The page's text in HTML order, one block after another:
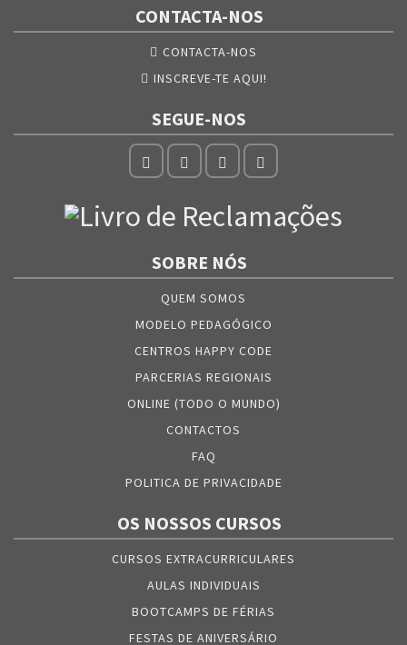
CONTACTA-NOS
CONTACTA-NOS
INSCREVE-TE AQUI!
SEGUE-NOS
SOBRE NÓS
QUEM SOMOS
MODELO PEDAGÓGICO
CENTROS HAPPY CODE
PARCERIAS REGIONAIS
ONLINE (TODO O MUNDO)
CONTACTOS
FAQ
POLITICA DE PRIVACIDADE
OS NOSSOS CURSOS
CURSOS EXTRACURRICULARES
AULAS INDIVIDUAIS
BOOTCAMPS DE FÉRIAS
FESTAS DE ANIVERSÁRIO